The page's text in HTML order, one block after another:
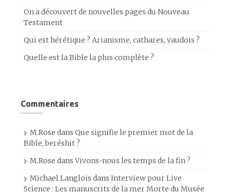
On a découvert de nouvelles pages du Nouveau
Testament
Qui est hérétique ? Arianisme, cathares, vaudois ?
Quelle est la Bible la plus complète ?
Commentaires
M.Rose dans Que signifie le premier mot de la
Bible, beréshit ?
M.Rose dansVivons-nous les temps de la fin ?
Michael Langlois dans Interview pour Live
Science : Les manuscrits de la mer Morte du Musée